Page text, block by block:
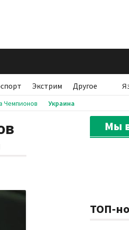
Экстрим Другое
Чемпионов Украина
Мы
ТОП-